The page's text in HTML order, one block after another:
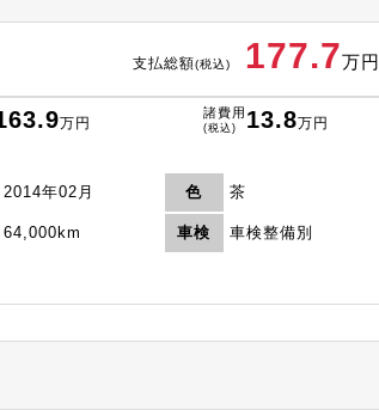
支払総額(税込) 177.7万円
万円
諸費用
(税込) 13.8万円
2014年02月 色 茶
64,000km 車検 車検整備別